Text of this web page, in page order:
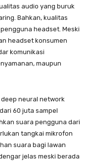
audio yang buruk
Bahkan, kualitas
headset. Meski
headset konsumen
komunikasi
maupun
neural network
60 juta sampel
suara pengguna dari
tangkai mikrofon
suara bagi lawan
jelas meski berada